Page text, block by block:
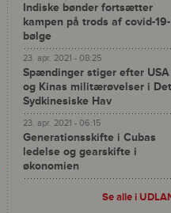
Indiske bønder fortsætter
kampen på trods af covid-19-
bølge
23. apr. 2021 - 08:25
Spændinger stiger efter USA
og Kinas militærøvelser i Det
Sydkinesiske Hav
23. apr. 2021 - 06:15
Generationsskifte i Cubas
ledelse og gearskifte i
økonomien
Se alle i